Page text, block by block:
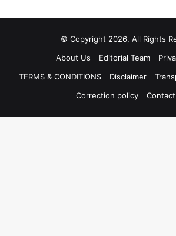
© Copyright 2026, All Rights
About Us
Editorial Team
TERMS & CONDITIONS
Disclaimer
Correction policy